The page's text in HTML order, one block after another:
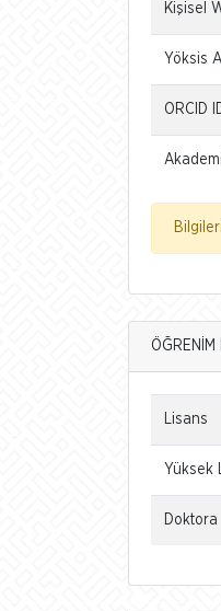
Kişisel
Yöksis
ORCID
ÖĞRENİM
Lisans
Yüksek
Doktora